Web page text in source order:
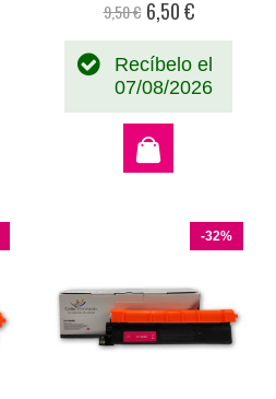
9,50 € Precio
6,50 €
Recíbelo el
07/08/2026
-32%